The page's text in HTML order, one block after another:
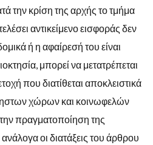
την κρίση της αρχής το τμήμα
αντικείμενο εισφοράς δεν
ή η αφαίρεσή του είναι
μπορεί να μετατρέπεται
που διατίθεται αποκλειστικά
χώρων και κοινωφελών
πραγματοποίηση της
οι διατάξεις του άρθρου